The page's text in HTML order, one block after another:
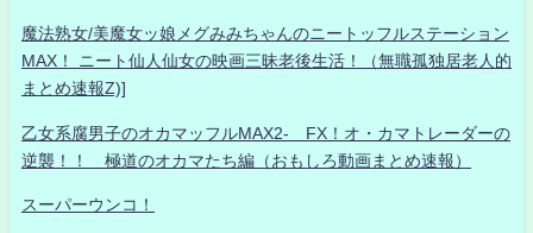
魔法熟女/美魔女ッ娘メグみみちゃんのニートッフルステーション
MAX！ ニート仙人仙女の映画三昧老後生活！（無職孤独居老人的
まとめ速報Z)]
乙女系腐男子のオカマッフルMAX2- FX！オ・カマトレーダーの
逆襲！！ 極道のオカマたち編（おもしろ動画まとめ速報）
スーパーウンコ！